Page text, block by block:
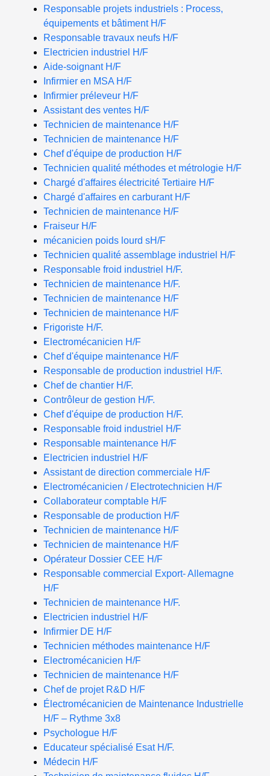
Responsable projets industriels : Process,
équipements et bâtiment H/F
Responsable travaux neufs H/F
Electricien industriel H/F
Aide-soignant H/F
Infirmier en MSA H/F
Infirmier préleveur H/F
Assistant des ventes H/F
Technicien de maintenance H/F
Technicien de maintenance H/F
Chef d'équipe de production H/F
Technicien qualité méthodes et métrologie H/F
Chargé d'affaires électricité Tertiaire H/F
Chargé d'affaires en carburant H/F
Technicien de maintenance H/F
Fraiseur H/F
mécanicien poids lourd sH/F
Technicien qualité assemblage industriel H/F
Responsable froid industriel H/F.
Technicien de maintenance H/F.
Technicien de maintenance H/F
Technicien de maintenance H/F
Frigoriste H/F.
Electromécanicien H/F
Chef d'équipe maintenance H/F
Responsable de production industriel H/F.
Chef de chantier H/F.
Contrôleur de gestion H/F.
Chef d'équipe de production H/F.
Responsable froid industriel H/F
Responsable maintenance H/F
Electricien industriel H/F
Assistant de direction commerciale H/F
Electromécanicien / Electrotechnicien H/F
Collaborateur comptable H/F
Responsable de production H/F
Technicien de maintenance H/F
Technicien de maintenance H/F
Opérateur Dossier CEE H/F
Responsable commercial Export- Allemagne
H/F
Technicien de maintenance H/F.
Electricien industriel H/F
Infirmier DE H/F
Technicien méthodes maintenance H/F
Electromécanicien H/F
Technicien de maintenance H/F
Chef de projet R&D H/F
Électromécanicien de Maintenance Industrielle
H/F – Rythme 3x8
Psychologue H/F
Educateur spécialisé Esat H/F.
Médecin H/F